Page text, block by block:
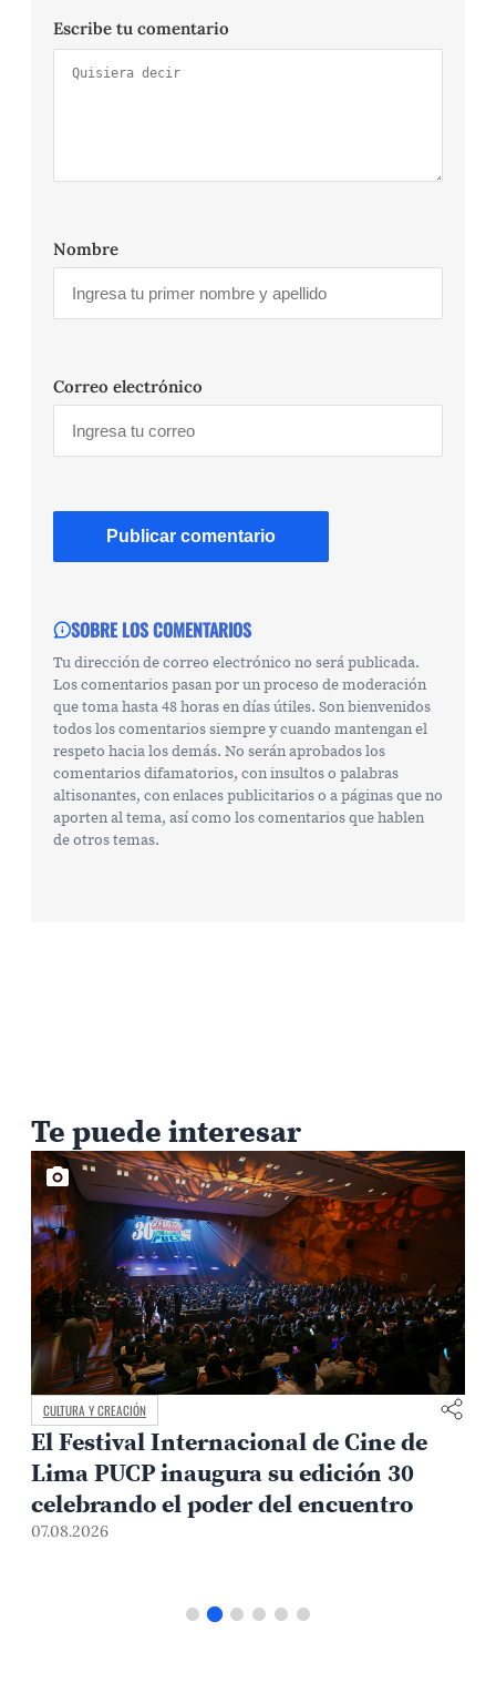
Escribe tu comentario
Nombre
Correo electrónico
SOBRE LOS COMENTARIOS
Tu dirección de correo electrónico no será publicada.
Los comentarios pasan por un proceso de moderación
que toma hasta 48 horas en días útiles. Son bienvenidos
todos los comentarios siempre y cuando mantengan el
respeto hacia los demás. No serán aprobados los
comentarios difamatorios, con insultos o palabras
altisonantes, con enlaces publicitarios o a páginas que no
aporten al tema, así como los comentarios que hablen
de otros temas.
Te puede interesar
CULTURA Y CREACIÓN
El Festival Internacional de Cine de
Lima PUCP inaugura su edición 30
celebrando el poder del encuentro
07.08.2026